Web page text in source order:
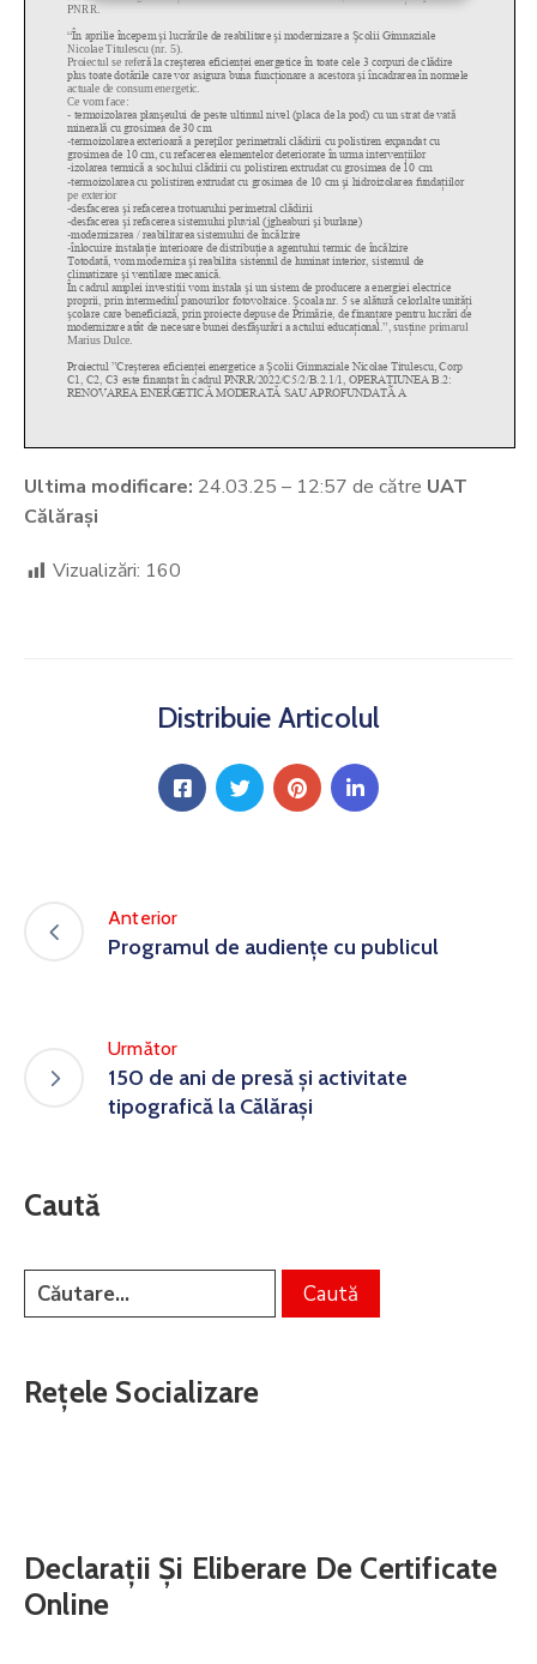
Ultima modificare: 24.03.25 – 12:57 de către UAT
Călărași
Vizualizări: 160
Distribuie Articolul
Anterior
Programul de audiențe cu publicul
Următor
150 de ani de presă și activitate
tipografică la Călărași
Caută
Rețele Socializare
Declarații Și Eliberare De Certificate
Online